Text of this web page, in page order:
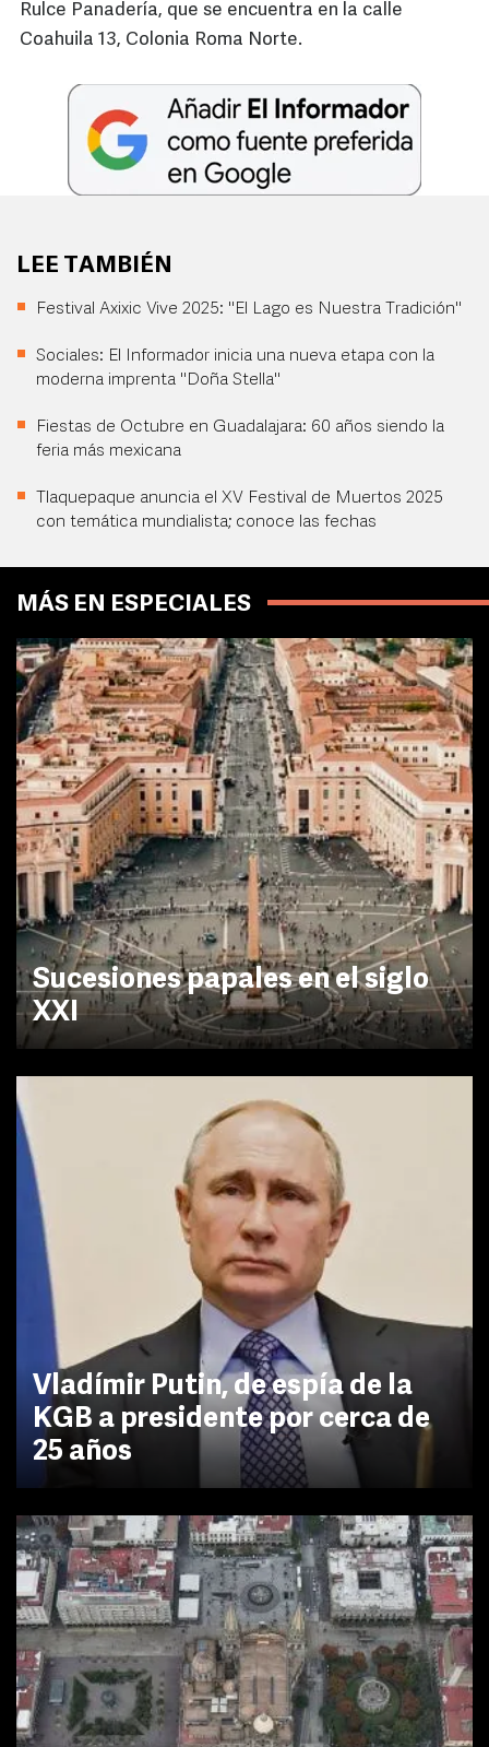
Rulce Panadería, que se encuentra en la calle
Coahuila 13, Colonia Roma Norte.
LEE TAMBIÉN
Festival Axixic Vive 2025: "El Lago es Nuestra Tradición"
Sociales: El Informador inicia una nueva etapa con la
moderna imprenta "Doña Stella"
Fiestas de Octubre en Guadalajara: 60 años siendo la
feria más mexicana
Tlaquepaque anuncia el XV Festival de Muertos 2025
con temática mundialista; conoce las fechas
MÁS EN ESPECIALES
Sucesiones papales en el siglo
XXI
Vladímir Putin, de espía de la
KGB a presidente por cerca de
25 años